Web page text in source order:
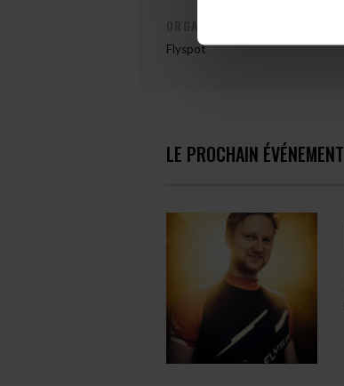
Flyspot
LE PROCHAIN ÉVÉNEMENT